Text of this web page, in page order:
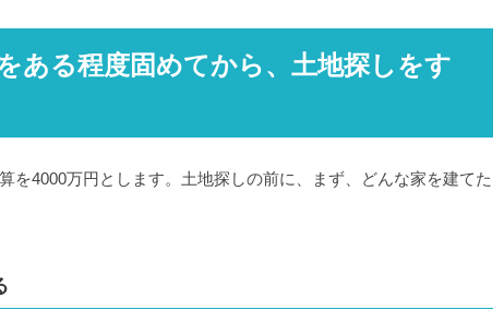
ある程度固めてから、土地探しをす
を4000万円とします。土地探しの前に、まず、どんな家を建てた